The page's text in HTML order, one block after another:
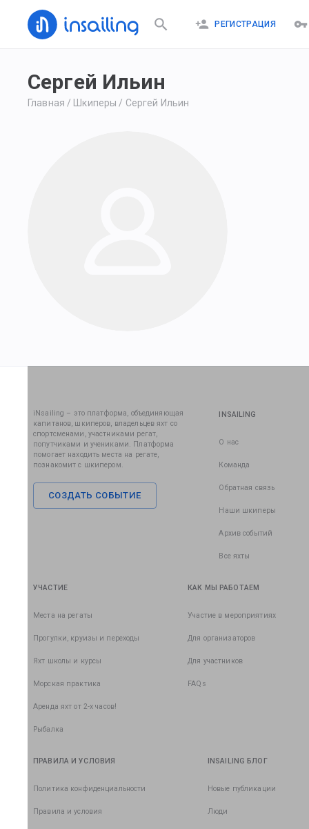
РЕГИСТРАЦИЯ
Сергей Ильин
Главная / Шкиперы / Сергей Ильин
iNsailing – это платформа, объединяющая
капитанов, шкиперов, владельцев яхт со
спортсменами, участниками регат,
попутчиками и учениками. Платформа
помогает находить места на регате,
познакомит с шкипером.
СОЗДАТЬ СОБЫТИЕ
INSAILING
О нас
Команда
Обратная связь
Наши шкиперы
Архив событий
Все яхты
УЧАСТИЕ
Места на регаты
Прогулки, круизы и переходы
Яхт школы и курсы
Морская практика
Аренда яхт от 2-х часов!
Рыбалка
КАК МЫ РАБОТАЕМ
Участие в мероприятиях
Для организаторов
Для участников
FAQs
ПРАВИЛА И УСЛОВИЯ
Политика конфиденциальности
Правила и условия
INSAILING БЛОГ
Новые публикации
Люди